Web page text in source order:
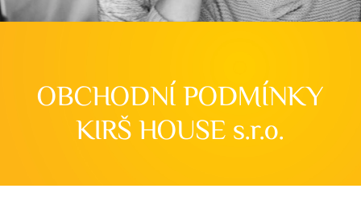
OBCHODNÍ PODMÍNKY
KIRŠ HOUSE s.r.o.